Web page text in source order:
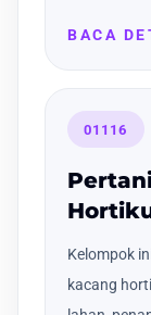
BACA
01116
Kelompok
kacang